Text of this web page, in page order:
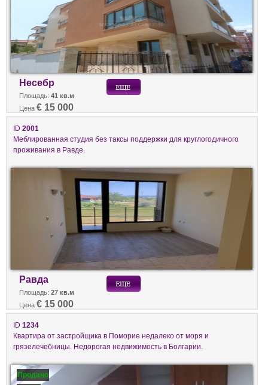
Несебр
Площадь: 41 кв.м
Цена € 15 000
ID 2001
Меблированная студия без таксы поддержки для круглогодичного
проживания в Равде.
Равда
Площадь: 27 кв.м
Цена € 15 000
ID 1234
Квартира от застройщика в Поморие недалеко от моря и
грязелечебницы. Недорогая недвижимость в Болгарии.
Продано